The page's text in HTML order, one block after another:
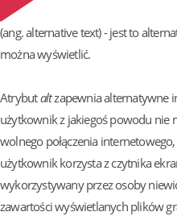
(ang. alternative text) - jest to
można wyświetlić.
Atrybutaltzapewnia alternatywne
użytkownik z jakiegoś powodu nie
wolnego połączenia
użytkownik korzysta z czytnika
wykorzystywany przez osoby
zawartości wyświetlanych plików